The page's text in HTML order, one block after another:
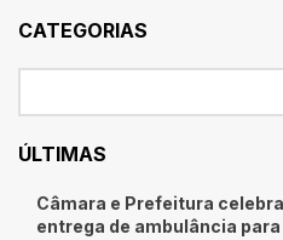
CATEGORIAS
ÚLTIMAS
Câmara e Prefeitura
entrega de ambulância